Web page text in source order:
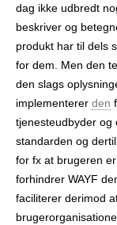
dag ikke udbredt
beskriver og
produkt har til dels
for dem. Men den
den slags
implementerer den
tjenesteudbyder og
standarden og
for fx at brugeren
forhindrer WAYF
faciliterer derimod